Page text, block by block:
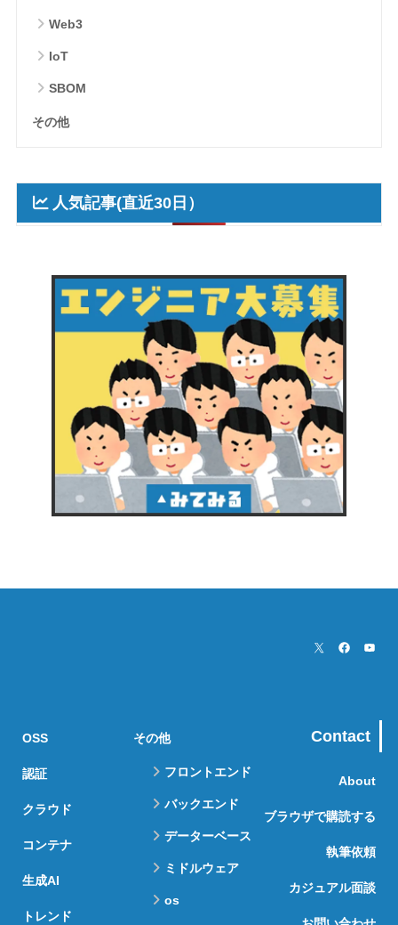
Web3
IoT
SBOM
その他
人気記事(直近30日）
OSS
認証
クラウド
コンテナ
生成AI
トレンド
その他
フロントエンド
バックエンド
データーベース
ミドルウェア
os
Contact
About
ブラウザで購読する
執筆依頼
カジュアル面談